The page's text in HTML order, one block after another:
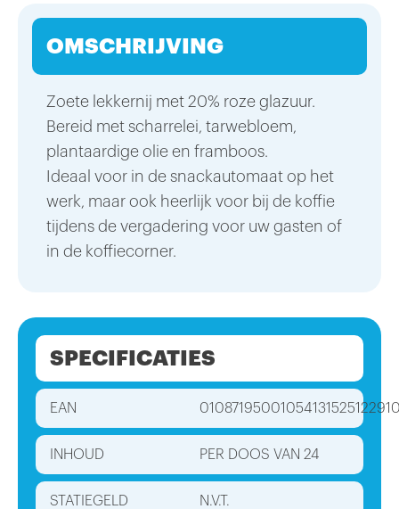
OMSCHRIJVING
Zoete lekkernij met 20% roze glazuur.
Bereid met scharrelei, tarwebloem,
plantaardige olie en framboos.
Ideaal voor in de snackautomaat op het
werk, maar ook heerlijk voor bij de koffie
tijdens de vergadering voor uw gasten of
in de koffiecorner.
SPECIFICATIES
EAN
INHOUD PER DOOS VAN 24
STATIEGELD N.V.T.